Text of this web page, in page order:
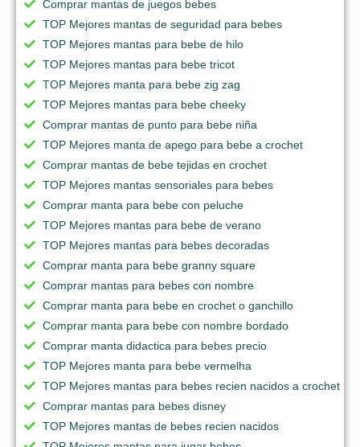
Comprar mantas de juegos bebes
TOP Mejores mantas de seguridad para bebes
TOP Mejores mantas para bebe de hilo
TOP Mejores mantas para bebe tricot
TOP Mejores manta para bebe zig zag
TOP Mejores mantas para bebe cheeky
Comprar mantas de punto para bebe niña
TOP Mejores manta de apego para bebe a crochet
Comprar mantas de bebe tejidas en crochet
TOP Mejores mantas sensoriales para bebes
Comprar manta para bebe con peluche
TOP Mejores mantas para bebe de verano
TOP Mejores mantas para bebes decoradas
Comprar manta para bebe granny square
Comprar mantas para bebes con nombre
Comprar manta para bebe en crochet o ganchillo
Comprar manta para bebe con nombre bordado
Comprar manta didactica para bebes precio
TOP Mejores manta para bebe vermelha
TOP Mejores mantas para bebes recien nacidos a crochet
Comprar mantas para bebes disney
TOP Mejores mantas de bebes recien nacidos